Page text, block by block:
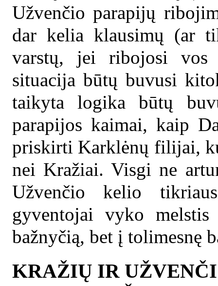
Užvenčio parapijų
dar kelia klausimų (ar
varstų, jei ribojosi vos
situacija būtų buvusi
taikyta logika būtų
parapijos kaimai, kaip
priskirti Karklėnų filijai,
nei Kražiai. Visgi ne
Užvenčio kelio
gyventojai vyko
bažnyčią, bet į tolimesnę
KRAŽIŲ IR